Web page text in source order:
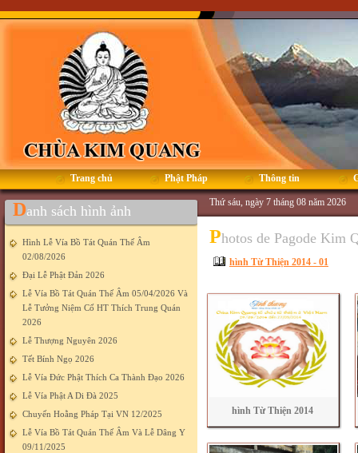
Trang chủ Phật Pháp Thông tin
Danh sách hình ảnh
Hình Lễ Vía Bồ Tát Quán Thế Âm
02/08/2026
Đại Lễ Phật Đản 2026
Lễ Vía Bồ Tát Quán Thế Âm 05/04/2026 Và
Lễ Tưởng Niệm Cố HT Thích Trung Quán
2026
Lễ Thượng Nguyên 2026
Tết Bính Ngọ 2026
Lễ Vía Đức Phật Thích Ca Thành Đạo 2026
Lễ Vía Phật A Di Đà 2025
Chuyến Hoằng Pháp Tại VN 12/2025
Lễ Vía Bồ Tát Quán Thế Âm Và Lễ Dâng Y
09/11/2025
Thứ sáu, ngày 7 tháng 08 năm 2026
Photos de Pagode Kim
hình Từ Thiện 2014 - 01
hình Từ Thiện 2014